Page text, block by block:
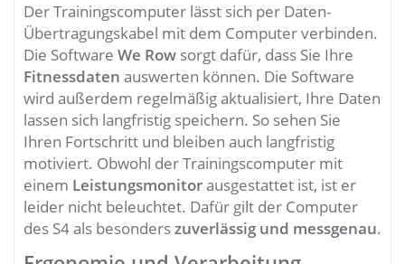
Der Trainingscomputer lässt sich per Daten-
Übertragungskabel mit dem Computer verbinden.
Die Software We Row sorgt dafür, dass Sie Ihre
Fitnessdaten auswerten können. Die Software
wird außerdem regelmäßig aktualisiert, Ihre Daten
lassen sich langfristig speichern. So sehen Sie
Ihren Fortschritt und bleiben auch langfristig
motiviert. Obwohl der Trainingscomputer mit
einem Leistungsmonitorausgestattet ist, ist er
leider nicht beleuchtet. Dafür gilt der Computer
des S4 als besonderszuverlässig und messgenau.